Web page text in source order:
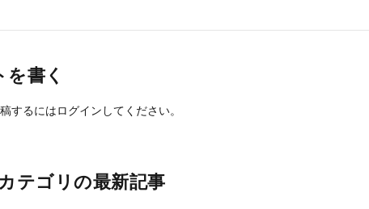
を書く
するには ログイン してください。
カテゴリの最新記事